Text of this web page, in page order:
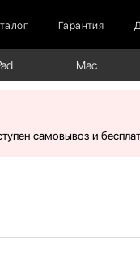
Гарантия
Mac
самовывоз и